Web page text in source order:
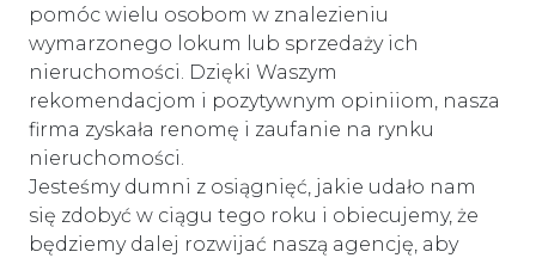
pomóc wielu osobom w znalezieniu
wymarzonego lokum lub sprzedaży ich
nieruchomości. Dzięki Waszym
rekomendacjom i pozytywnym opiniiom, nasza
firma zyskała renomę i zaufanie na rynku
nieruchomości.
Jesteśmy dumni z osiągnięć, jakie udało nam
się zdobyć w ciągu tego roku i obiecujemy, że
będziemy dalej rozwijać naszą agencję, aby